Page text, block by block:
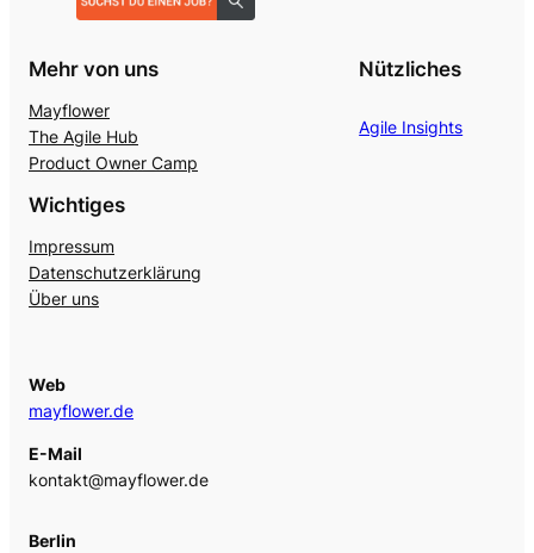
Mehr von uns
Mayflower
The Agile Hub
Product Owner Camp
Nützliches
Agile Insights
Wichtiges
Impressum
Datenschutzerklärung
Über uns
Web
mayflower.de
E-Mail
kontakt@mayflower.de
Berlin